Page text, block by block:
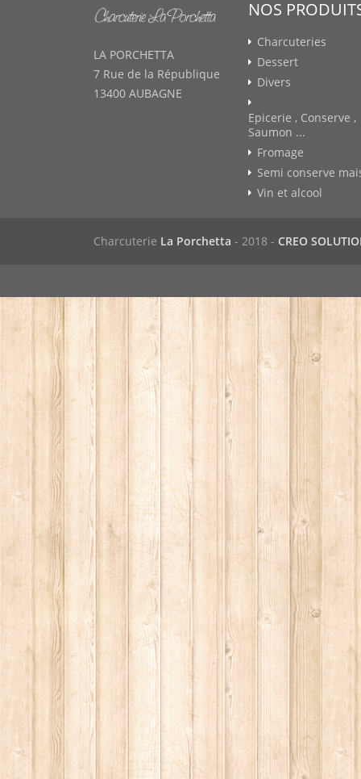
LA PORCHETTA
7 Rue de la République
13400 AUBAGNE
NOS
Charcuteries
Dessert
Divers
Epicerie , Conserve ,
Saumon ...
Fromage
Semi conserve
Vin et alcool
Charcuterie La Porchetta - 2018 - CREO